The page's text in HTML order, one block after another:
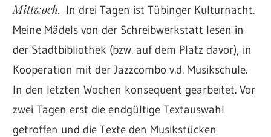
Mittwoch. In drei Tagen ist Tübinger Kulturnacht.
Meine Mädels von der Schreibwerkstatt lesen in
der Stadtbibliothek (bzw. auf dem Platz davor), in
Kooperation mit der Jazzcombo v.d. Musikschule.
In den letzten Wochen konsequent gearbeitet. Vor
zwei Tagen erst die endgültige Textauswahl
getroffen und die Texte den Musikstücken